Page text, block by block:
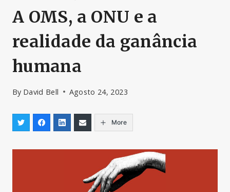
A OMS, a ONU e a
realidade da ganância
humana
By David Bell Agosto 24, 2023
More